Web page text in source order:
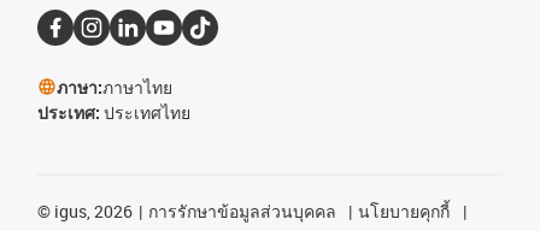
ภาษา:ภาษาไทย
ประเทศ: ประเทศไทย
© igus, 2026 การรักษาข้อมูลส่วนบุคคล
นโยบายคุกกี้